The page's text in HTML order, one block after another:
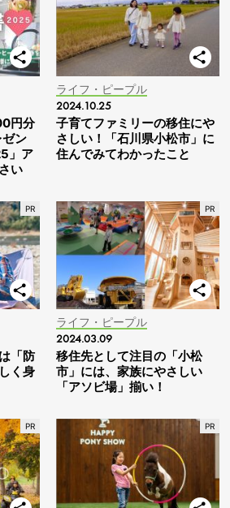
円分
ン
」ア
い
ライフ・ピープル
2024.10.25
子育てファミリーの移住にや
さしい！「石川県小松市」に
住んでみてわかったこと
「防
く身
ライフ・ピープル
2024.03.09
移住先として注目の「小松
市」には、家族にやさしい
「アソビ場」揃い！